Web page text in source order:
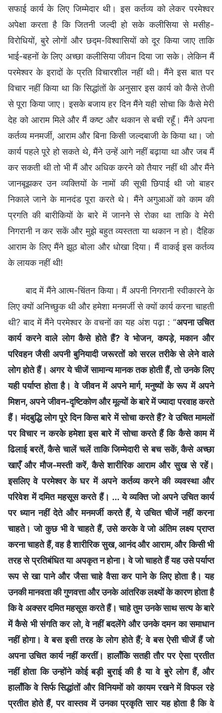
सफाई कार्य के लिए जिम्मेदार थी। इस कर्तव्य को लेकर परमेश्वर
अपेक्षा करता है कि जितनी जल्दी हो सके कलीसिया से मसीह-
विरोधियों, बुरे लोगों और छद्म-विश्वासियों को दूर किया जाए ताकि
भाई-बहनों के लिए अच्छा कलीसिया जीवन दिया जा सके। लेकिन मैं
परमेश्वर के इरादों के प्रति विचारशील नहीं थी। मैंने इस बात पर
विचार नहीं किया था कि सिद्धांतों के अनुसार इस कार्य को कैसे तेजी
से पूरा किया जाए। इसके बजाय हर दिन मैंने यही सोचा कि कैसे मेरी
देह को आराम मिले और मैं कष्ट और थकान से बची रहूँ। मैंने अपना
कर्तव्य मनमर्जी, आराम और बिना किसी जल्दबाजी के किया था। जो
कार्य पहले पूरे हो सकते थे, मैंने उन्हें आगे नहीं बढ़ाया था और जब मैं
कर सकती थी तो भी मैं और अधिक करने को तैयार नहीं थी और मैंने
जानबूझकर उन व्यक्तियों के नामों की सूची छिपाई थी जो बाहर
निकाले जाने के मानदंड पूरा करते थे। मैंने अगुआओं को काम की
प्रगति की बारीकियों के बारे में जानने से रोका था ताकि वे मेरी
निगरानी न कर सकें और मुझे बहुत व्यस्तता या थकान न हो। दैहिक
आराम के लिए मैंने झूठ बोला और धोखा दिया। मैं वाकई इस कर्तव्य
के लायक नहीं थी!
बाद में मैंने आत्म-चिंतन किया। मैं अपनी निगरानी स्वीकारने के
लिए क्यों अनिच्छुक थी और हमेशा मनमर्जी से क्यों कार्य करना चाहती
थी? बाद में मैंने परमेश्वर के वचनों का यह अंश पढ़ा : “अपना उचित
कार्य करने वाले लोग कैसे होते हैं? वे भोजन, कपड़े, मकान और
परिवहन जैसी अपनी बुनियादी जरूरतों को सरल तरीके से लेने वाले
लोग होते हैं। अगर ये चीजें सामान्य मानक तक होती हैं, तो उनके लिए
यही पर्याप्त होता है। वे जीवन में अपने मार्ग, मनुष्यों के रूप में अपने
मिशन, अपने जीवन-दृष्टिकोण और मूल्यों के बारे में ज्यादा परवाह करते
हैं। मंदबुद्धि लोग पूरे दिन किस बारे में सोचा करते हैं? वे उचित मामलों
पर विचार न करके हमेशा इस बारे में सोचा करते हैं कि कैसे काम में
ढिलाई बरतें, कैसे चालें चलें ताकि जिम्मेदारी से बच सकें, कैसे अच्छा
खाएँ और मौज-मस्ती करें, कैसे शारीरिक आराम और सुख से रहें।
इसलिए वे परमेश्वर के घर में अपने कर्तव्य करने की व्यवस्था और
परिवेश में दमित महसूस करते हैं। ... ये व्यक्ति जो अपने उचित कार्य
पर ध्यान नहीं देते और मनमर्जी करते हैं, ये उचित चीजें नहीं करना
चाहते। जो कुछ भी वे चाहते हैं, उसे करके वे जो अंतिम लक्ष्य प्राप्त
करना चाहते हैं, वह है शारीरिक सुख, आनंद और आराम, और किसी भी
तरह से प्रतिबंधित या अपकृत न होना। वे जो चाहते हैं यह उसे पर्याप्त
रूप से खा पाने और जैसा चाहे वैसा कर पाने के लिए होता है। यह
उनकी मानवता की गुणवत्ता और उनके आंतरिक लक्ष्यों के कारण होता है
कि वे अक्सर दमित महसूस करते हैं। चाहे तुम उनके साथ सत्य के बारे
में कैसे भी संगति कर लो, वे नहीं बदलेंगे और उनके दमन का समाधान
नहीं होगा। वे बस इसी तरह के लोग होते हैं; वे बस ऐसी चीजें हैं जो
अपना उचित कार्य नहीं करतीं। हालाँकि सतही तौर पर ऐसा प्रतीत
नहीं होता कि उन्होंने कोई बड़ी बुराई की है या वे बुरे लोग हैं, और
हालाँकि वे सिर्फ सिद्धांतों और विनियमों को कायम रखने में विफल रहे
प्रतीत होते हैं, पर वास्तव में उनका प्रकृति सार यह होता है कि वे